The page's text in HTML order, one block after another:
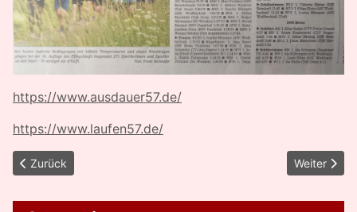
https://www.ausdauer57.de/
https://www.laufen57.de/
Vorheriger Beitrag: Starke Ergebnisse für TuS Deuz bei FLVW
Zurück Nächster
Weiter